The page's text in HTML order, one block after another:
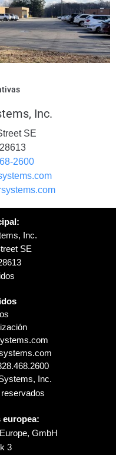
Inc.
SE
2600
Inc.
SE
Inc.
europea:
GmbH
3